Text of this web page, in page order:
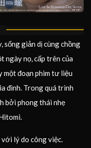
giản dị cùng chồng
ngày nọ, cấp trên của
một đoạn phim tư liệu
đình. Trong quá trình
bởi phong thái nhẹ
lý do công việc.